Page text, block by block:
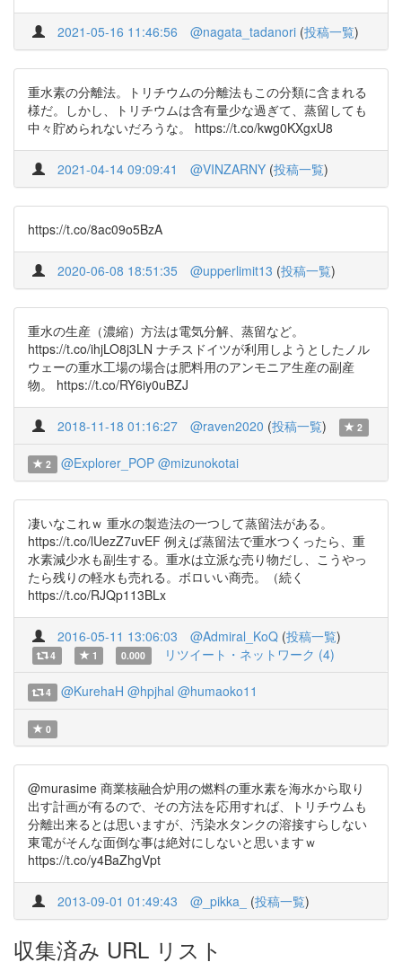
2021-05-16 11:46:56 @nagata_tadanori (投稿一覧)
重水素の分離法。トリチウムの分離法もこの分類に含まれる
様だ。しかし、トリチウムは含有量少な過ぎて、蒸留しても
中々貯められないだろうな。 https://t.co/kwg0KXgxU8
2021-04-14 09:09:41 @VINZARNY (投稿一覧)
https://t.co/8ac09o5BzA
2020-06-08 18:51:35 @upperlimit13 (投稿一覧)
重水の生産（濃縮）方法は電気分解、蒸留など。
https://t.co/ihjLO8j3LN ナチスドイツが利用しようとしたノル
ウェーの重水工場の場合は肥料用のアンモニア生産の副産
物。 https://t.co/RY6iy0uBZJ
2018-11-18 01:16:27 @raven2020 (投稿一覧) 2
2 @Explorer_POP @mizunokotai
凄いなこれｗ 重水の製造法の一つして蒸留法がある。
https://t.co/lUezZ7uvEF 例えば蒸留法で重水つくったら、重
水素減少水も副生する。重水は立派な売り物だし、こうやっ
たら残りの軽水も売れる。ボロいい商売。（続く
https://t.co/RJQp113BLx
2016-05-11 13:06:03 @Admiral_KoQ (投稿一覧)
4 1 0.000 リツイート・ネットワーク (4)
4 @KurehaH @hpjhal @humaoko11
0
@murasime 商業核融合炉用の燃料の重水素を海水から取り
出す計画が有るので、その方法を応用すれば、トリチウムも
分離出来るとは思いますが、汚染水タンクの溶接すらしない
東電がそんな面倒な事は絶対にしないと思いますｗ
https://t.co/y4BaZhgVpt
2013-09-01 01:49:43 @_pikka_ (投稿一覧)
収集済み URL リスト